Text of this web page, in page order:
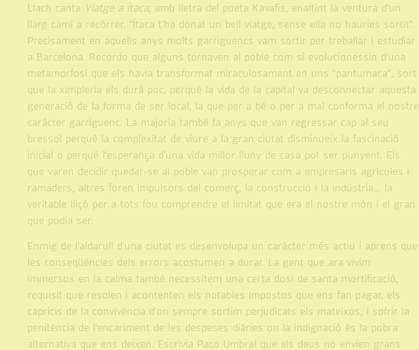
Llach canta Viatge a Ítaca, amb lletra del poeta Kavafis, enaltint la ventura d'un
llarg camí a recórrer. "Ítaca t'ha donat un bell viatge, sense ella no hauries sortit".
Precisament en aquells anys molts garriguencs vam sortir per treballar i estudiar
a Barcelona. Recordo que alguns tornaven al poble com si evolucionessin d'una
metamorfosi que els havia transformat miraculosament en uns "pantumaca", sort
que la ximpleria els durà poc, perquè la vida de la capital va desconnectar aquesta
generació de la forma de ser local, la que per a bé o per a mal conforma el nostre
caràcter garriguenc. La majoria també fa anys que van regressar cap al seu
bressol perquè la complexitat de viure a la gran ciutat disminueix la fascinació
inicial o perquè l'esperança d'una vida millor lluny de casa pot ser punyent. Els
que varen decidir quedar-se al poble van prosperar com a empresaris agrícoles i
ramaders, altres foren impulsors del comerç, la construcció i la indústria... la
veritable lliçó per a tots fou comprendre el limitat que era el nostre món i el gran
que podia ser.
Enmig de l'aldarull d'una ciutat es desenvolupa un caràcter més actiu i aprens que
les conseqüències dels errors acostumen a durar. La gent que ara vivim
immersos en la calma també necessitem una certa dosi de santa mortificació,
requisit que resolen i acontenten els notables impostos que ens fan pagar, els
capricis de la convivència d'on sempre sortim perjudicats els mateixos, i sofrir la
penitència de l'encariment de les despeses diàries on la indignació és la pobra
alternativa que ens deixen. Escrivia Paco Umbral que els deus no envien grans